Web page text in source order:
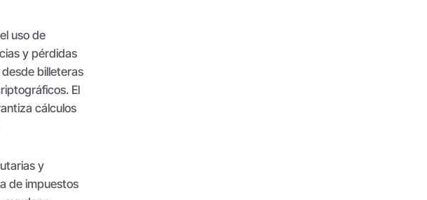
uso de
y pérdidas
billeteras
El
cálculos
y
de impuestos